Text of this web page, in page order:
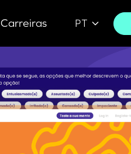
Carreiras PT